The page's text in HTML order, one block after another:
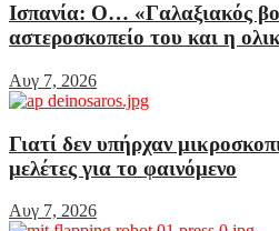
Ισπανία: Ο… «Γαλαξιακός
αστεροσκοπείο του και η
Αυγ 7, 2026
Γιατί δεν υπήρχαν
μελέτες για το φαινόμενο
Αυγ 7, 2026